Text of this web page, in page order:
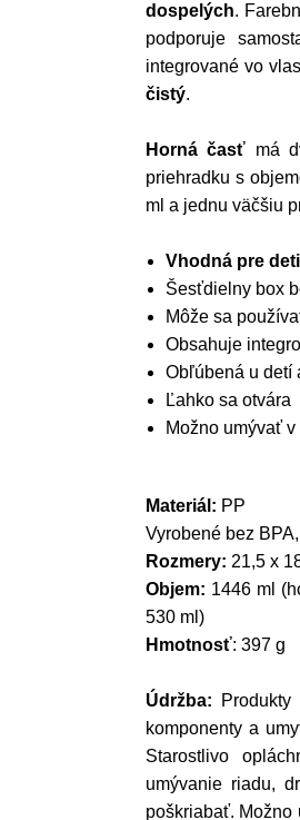
dospelých.
podporuje
integrované vo
čistý.
Horná časť má
priehradku s
ml a jednu väčšiu
Vhodná pre
Šesťdielny box
Môže sa
Obsahuje
Obľúbená u detí
Ľahko sa otvára
Možno umývať
Materiál: PP
Vyrobené bez
Rozmery: 21,5 x
Objem: 1446 ml
530 ml)
Hmotnosť: 397 g
Údržba:
komponenty a
Starostlivo
umývanie riadu,
poškriabať. Možno